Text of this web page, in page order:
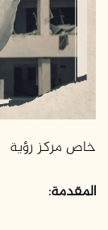
خاص مركز رؤية
المقدمة: